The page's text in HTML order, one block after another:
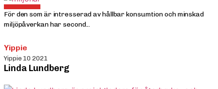
För den som är intresserad av hållbar konsumtion och minskad
miljöpåverkan har second...
Yippie
Yippie 10 2021
Linda Lundberg